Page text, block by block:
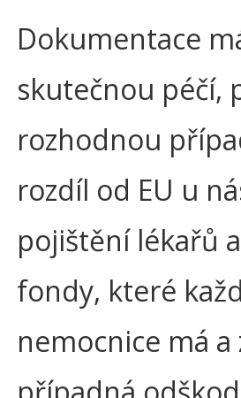
Dokumentace
skutečnou péčí,
rozhodnou
rozdíl od EU u
pojištění lékařů
fondy, které
nemocnice má